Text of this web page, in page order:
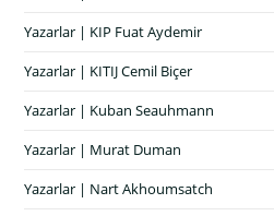
Yazarlar | KIP Fuat Aydemir
Yazarlar | KITIJ Cemil Biçer
Yazarlar | Kuban Seauhmann
Yazarlar | Murat Duman
Yazarlar | Nart Akhoumsatch